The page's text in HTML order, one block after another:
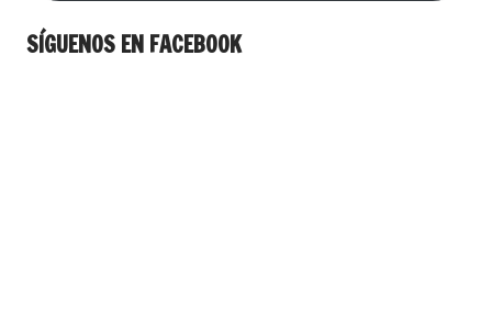
SÍGUENOS EN FACEBOOK